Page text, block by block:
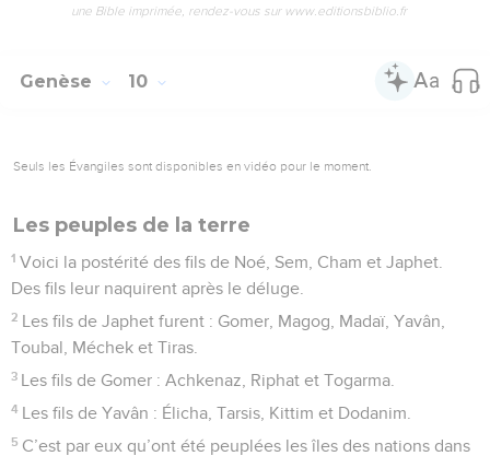
une Bible imprimée, rendez-vous sur www.editionsbiblio.fr
Genèse 10
Seuls les Évangiles sont disponibles en vidéo pour le moment.
Les peuples de la terre
1 Voici la postérité des fils de Noé, Sem, Cham et Japhet.
Des fils leur naquirent après le déluge.
2 Les fils de Japhet furent : Gomer, Magog, Madaï, Yavân,
Toubal, Méchek et Tiras.
3 Les fils de Gomer : Achkenaz, Riphat et Togarma.
4 Les fils de Yavân : Élicha, Tarsis, Kittim et Dodanim.
5 C’est par eux qu’ont été peuplées les îles des nations dans